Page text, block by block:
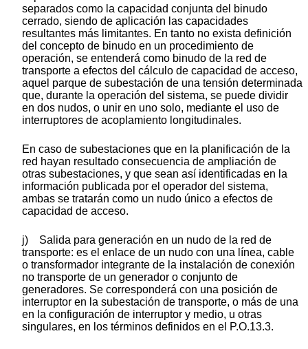
separados como la capacidad conjunta del binudo
cerrado, siendo de aplicación las capacidades
resultantes más limitantes. En tanto no exista definición
del concepto de binudo en un procedimiento de
operación, se entenderá como binudo de la red de
transporte a efectos del cálculo de capacidad de acceso,
aquel parque de subestación de una tensión determinada
que, durante la operación del sistema, se puede dividir
en dos nudos, o unir en uno solo, mediante el uso de
interruptores de acoplamiento longitudinales.
En caso de subestaciones que en la planificación de la
red hayan resultado consecuencia de ampliación de
otras subestaciones, y que sean así identificadas en la
información publicada por el operador del sistema,
ambas se tratarán como un nudo único a efectos de
capacidad de acceso.
j) Salida para generación en un nudo de la red de
transporte: es el enlace de un nudo con una línea, cable
o transformador integrante de la instalación de conexión
no transporte de un generador o conjunto de
generadores. Se corresponderá con una posición de
interruptor en la subestación de transporte, o más de una
en la configuración de interruptor y medio, u otras
singulares, en los términos definidos en el P.O.13.3.